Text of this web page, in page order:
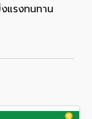
แรงทนทาน